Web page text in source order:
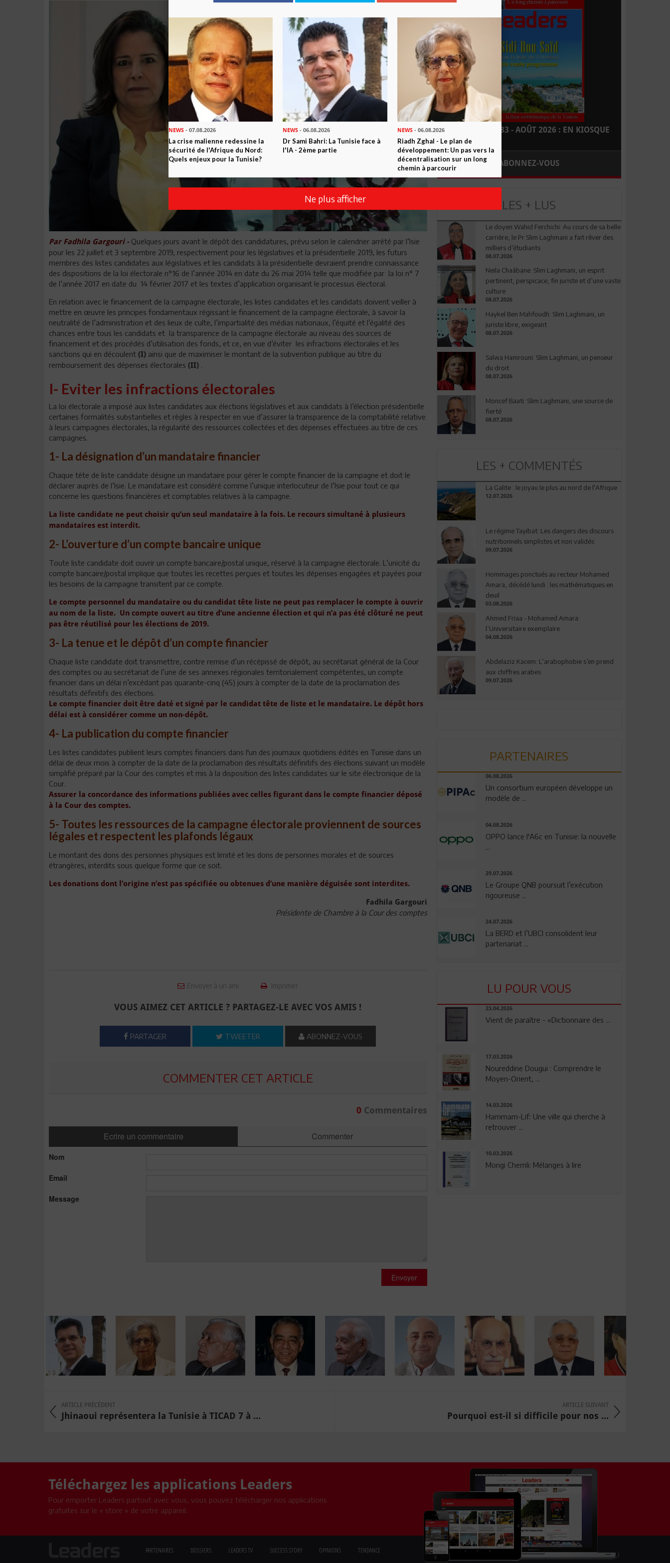
Par Fadhila Gargouri - Quelques jours avant le dépôt des candidatures, prévu selon le calendrier arrêté par l’Isie
pour les 22 juillet et 3 septembre 2019, respectivement pour les législatives et la présidentielle 2019, les futurs
membres des listes candidates aux législatives et les candidats à la présidentielle devraient prendre connaissance
des dispositions de la loi électorale n°16 de l’année 2014 en date du 26 mai 2014 telle que modifiée par la loi n° 7
de l’année 2017 en date du 14 février 2017 et les textes d’application organisant le processus électoral.
En relation avec le financement de la campagne électorale, les listes candidates et les candidats doivent veiller à
mettre en œuvre les principes fondamentaux régissant le financement de la campagne électorale, à savoir la
neutralité de l’administration et des lieux de culte, l’impartialité des médias nationaux, l’équité et l’égalité des
chances entre tous les candidats et la transparence de la campagne électorale au niveau des sources de
financement et des procédés d’utilisation des fonds, et ce, en vue d’éviter les infractions électorales et les
sanctions qui en découlent (I) ainsi que de maximiser le montant de la subvention publique au titre du
remboursement des dépenses électorales (II) .
I- Eviter les infractions électorales
La loi électorale a imposé aux listes candidates aux élections législatives et aux candidats à l’élection présidentielle
certaines formalités substantielles et règles à respecter en vue d’assurer la transparence de la comptabilité relative
à leurs campagnes électorales, la régularité des ressources collectées et des dépenses effectuées au titre de ces
campagnes.
1- La désignation d’un mandataire financier
Chaque tête de liste candidate désigne un mandataire pour gérer le compte financier de la campagne et doit le
déclarer auprès de l’Isie. Le mandataire est considéré comme l’unique interlocuteur de l’Isie pour tout ce qui
concerne les questions financières et comptables relatives à la campagne.
La liste candidate ne peut choisir qu’un seul mandataire à la fois. Le recours simultané à plusieurs
mandataires est interdit.
2- L’ouverture d’un compte bancaire unique
Toute liste candidate doit ouvrir un compte bancaire/postal unique, réservé à la campagne électorale. L’unicité du
compte bancaire/postal implique que toutes les recettes perçues et toutes les dépenses engagées et payées pour
les besoins de la campagne transitent par ce compte.
Le compte personnel du mandataire ou du candidat tête liste ne peut pas remplacer le compte à ouvrir
au nom de la liste. Un compte ouvert au titre d’une ancienne élection et qui n’a pas été clôturé ne peut
pas être réutilisé pour les élections de 2019.
3- La tenue et le dépôt d’un compte financier
Chaque liste candidate doit transmettre, contre remise d’un récépissé de dépôt, au secrétariat général de la Cour
des comptes ou au secrétariat de l’une de ses annexes régionales territorialement compétentes, un compte
financier dans un délai n’excédant pas quarante-cinq (45) jours à compter de la date de la proclamation des
résultats définitifs des élections.
Le compte financier doit être daté et signé par le candidat tête de liste et le mandataire. Le dépôt hors
délai est à considérer comme un non-dépôt.
4- La publication du compte financier
Les listes candidates publient leurs comptes financiers dans l'un des journaux quotidiens édités en Tunisie dans un
délai de deux mois à compter de la date de la proclamation des résultats définitifs des élections suivant un modèle
simplifié préparé par la Cour des comptes et mis à la disposition des listes candidates sur le site électronique de la
Cour.
Assurer la concordance des informations publiées avec celles figurant dans le compte financier déposé
à la Cour des comptes.
5- Toutes les ressources de la campagne électorale proviennent de sources
légales et respectent les plafonds légaux
Le montant des dons des personnes physiques est limité et les dons de personnes morales et de sources
étrangères, interdits sous quelque forme que ce soit.
Les donations dont l’origine n’est pas spécifiée ou obtenues d’une manière déguisée sont interdites.
Fadhila Gargouri
Présidente de Chambre à la Cour des comptes
Envoyer à un ami Imprimer
VOUS AIMEZ CET ARTICLE ? PARTAGEZ-LE AVEC VOS AMIS !
PARTAGER TWEETER ABONNEZ-VOUS
COMMENTER CET ARTICLE
0Commentaires
Ecrire un commentaire Commenter
Nom
Email
Message
Envoyer
LEADERS N° 183 - AOÛT 2026 : EN KIOSQUE
ABONNEZ-VOUS
LES + LUS
Le doyen Wahid Ferchichi: Au cours de sa belle
carrière, le Pr Slim Laghmani a fait rêver des
milliers d’étudiants
08.07.2026
Neila Chaâbane: Slim Laghmani, un esprit
pertinent, perspicace, fin juriste et d’une vaste
culture
08.07.2026
Haykel Ben Mahfoudh: Slim Laghmani, un
juriste libre, exigeant
08.07.2026
Salwa Hamrouni: Slim Laghmani, un penseur
du droit
08.07.2026
Moncef Baati: Slim Laghmani, une source de
fierté
08.07.2026
LES + COMMENTÉS
La Galite : le joyau le plus au nord de l'Afrique
12.07.2026
Le régime Tayibat: Les dangers des discours
nutritionnels simplistes et non validés
09.07.2026
Hommages ponctués au recteur Mohamed
Amara, décédé lundi : les mathématiques en
deuil
03.08.2026
Ahmed Friaa - Mohamed Amara:
l’Universitaire exemplaire
04.08.2026
Abdelaziz Kacem: L’arabophobie s’en prend
aux chiffres arabes
09.07.2026
PARTENAIRES
06.08.2026
Un consortium européen développe un
modèle de ...
04.08.2026
OPPO lance l'A6c en Tunisie: la nouvelle
29.07.2026
Le Groupe QNB poursuit l’exécution
rigoureuse ...
24.07.2026
La BERD et l’UBCI consolident leur
partenariat ...
LU POUR VOUS
23.04.2026
Vient de paraître - «Dictionnaire des ...
17.03.2026
Noureddine Dougui : Comprendre le
Moyen-Orient, ...
14.03.2026
Hammam-Lif: Une ville qui cherche à
retrouver ...
10.03.2026
Mongi Chemli: Mélanges à lire
ARTICLE PRÉCÉDENT
Jhinaoui représentera la Tunisie à TICAD 7 à ...
ARTICLE SUIVANT
Pourquoi est-il si difficile pour nos ...
Téléchargez les applications Leaders
Pour emporter Leaders partout avec vous, vous pouvez télécharger nos applications
gratuites sur le « store » de votre appareil.
PARTENAIRES DOSSIERS LEADERS TV SUCCESS STORY OPINIONS TENDANCE
NEWS - 07.08.2026
La crise malienne redessine la
sécurité de l'Afrique du Nord:
Quels enjeux pour la Tunisie?
NEWS - 06.08.2026
Dr Sami Bahri: La Tunisie face à
l'IA - 2ème partie
NEWS- 06.08.2026
Riadh Zghal - Le plan de
développement: Un pas vers la
décentralisation sur un long
chemin à parcourir
Ne plus afficher